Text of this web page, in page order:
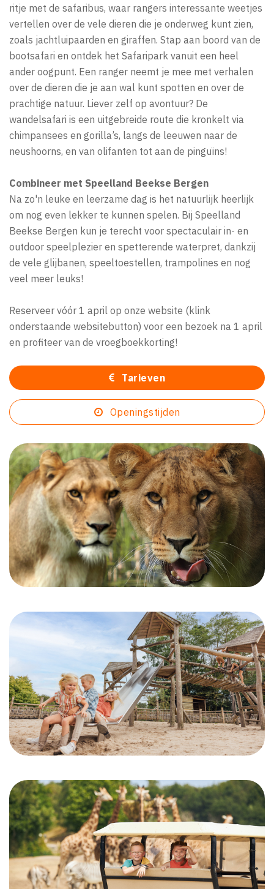
ritje met de safaribus, waar rangers interessante weetjes
vertellen over de vele dieren die je onderweg kunt zien,
zoals jachtluipaarden en giraffen. Stap aan boord van de
bootsafari en ontdek het Safaripark vanuit een heel
ander oogpunt. Een ranger neemt je mee met verhalen
over de dieren die je aan wal kunt spotten en over de
prachtige natuur. Liever zelf op avontuur? De
wandelsafari is een uitgebreide route die kronkelt via
chimpansees en gorilla’s, langs de leeuwen naar de
neushoorns, en van olifanten tot aan de pinguïns!
Combineer met Speelland Beekse Bergen
Na zo'n leuke en leerzame dag is het natuurlijk heerlijk
om nog even lekker te kunnen spelen. Bij Speelland
Beekse Bergen kun je terecht voor spectaculair in- en
outdoor speelplezier en spetterende waterpret, dankzij
de vele glijbanen, speeltoestellen, trampolines en nog
veel meer leuks!
Reserveer vóór 1 april op onze website (klink
onderstaande websitebutton) voor een bezoek na 1 april
en profiteer van de vroegboekkorting!
Tarieven
Openingstijden